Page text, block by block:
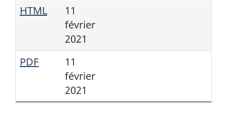
HTML
11
février
2021
PDF
11
février
2021